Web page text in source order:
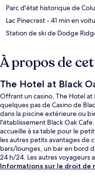
Parc d'état historique de
Lac Pinecrest- 41 min en
Station de ski de Dodge
À propos de
The Hotel at Black
Offrant un casino, The Hotel at
quelques pas de Casino de
dans la piscine extérieure ou
l'établissement Black Oak
accueille à sa table pour le
les autres petits avantages
bars/lounges, un bar en bord
24 h/24. Les autres
Informations sur le droit de